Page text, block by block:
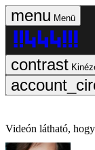
Menü
Videón látható,